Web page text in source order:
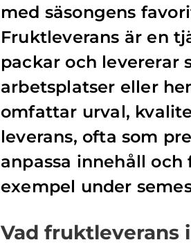
med säsongens
Fruktleverans är en
packar och levererar
arbetsplatser eller
omfattar urval,
leverans, ofta som
anpassa innehåll och
exempel under
Vad fruktleverans